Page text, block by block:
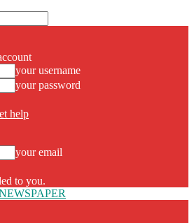
your username
your password
help
your email
to you.